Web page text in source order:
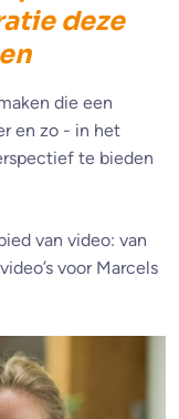
deze
die een
en zo - in het
te bieden
van video: van
voor Marcels